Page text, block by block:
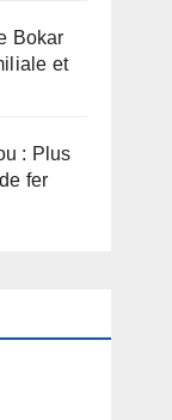
Bokar
et
: Plus
fer